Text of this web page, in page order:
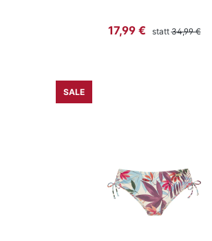
Verkaufspreis:
17,99 € stattRegulärer
34,99 €
SALE